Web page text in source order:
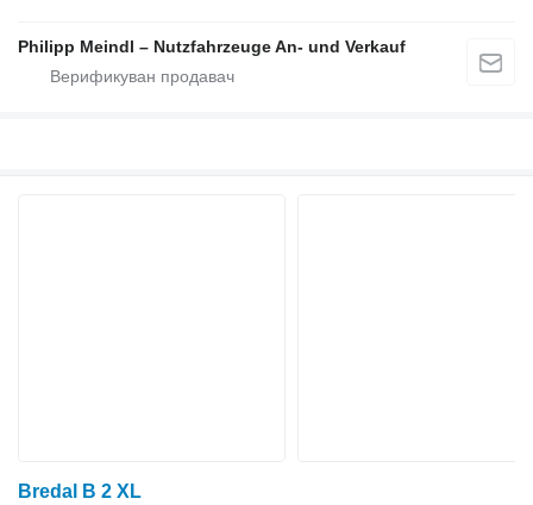
Philipp Meindl – Nutzfahrzeuge An- und Verkauf
Bredal B 2 XL